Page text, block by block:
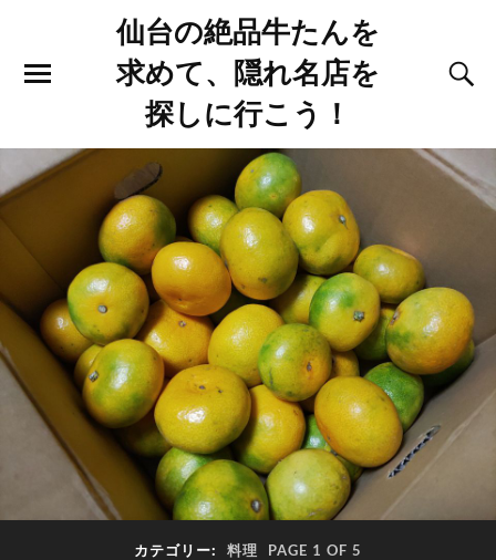
仙台の絶品牛たんを
求めて、隠れ名店を
探しに行こう！
カテゴリー: 料理 PAGE 1 OF 5